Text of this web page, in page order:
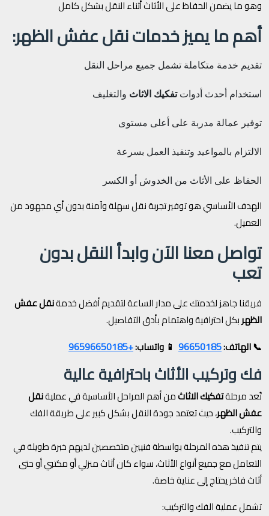
وهو ما يضمن الحفاظ على الأثاث أثناء النقل بشكل كامل
أهم ما يميز خدمات نقل عفش الظهر:
تقديم خدمة متكاملة تشمل جميع مراحل النقل
استخدام أحدث أدواتتفكيك الاثاث والتغليف
توفير عمالة مدربة على أعلى مستوى
الالتزام بالمواعيد وتنفيذ العمل بسرعة
الحفاظ على الأثاث من الخدوش أو الكسر
الهدف الأساسي هو توفير تجربة نقل سهلة وآمنة بدون أي مجهود من
العميل.
تواصل معنا الآن وابدأ النقل بدون
تعب
فريقنا جاهز لخدمتك على مدار الساعة لتقديم أفضل خدمةنقل عفش
الظهربكل احترافية واهتمام بأدق التفاصيل.
📞 الهاتف:96650185 📱 واتساب:+96596650185
فك وتركيب الأثاث باحترافية عالية
تُعد مرحلةتفكيك الاثاثمن أهم المراحل الأساسية في عمليةنقل
عفش الظهر، حيث تعتمد جودة النقل بشكل كبير على طريقة الفك
والتركيب.
يتم تنفيذ هذه المرحلة بواسطة فنيين متخصصين لديهم خبرة طويلة في
التعامل مع جميع أنواع الأثاث، سواء كان أثاث منزلي أو مكتبي أو حتى
أثاث فاخر يحتاج إلى عناية خاصة.
تشمل عملية الفك والتركيب: